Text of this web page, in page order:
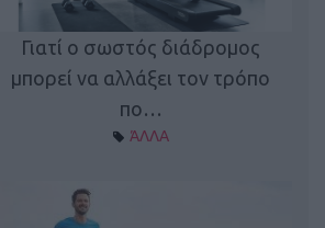
Γιατί ο σωστός διάδρομος
μπορεί να αλλάξει τον τρόπο
πο…
ΆΛΛΑ